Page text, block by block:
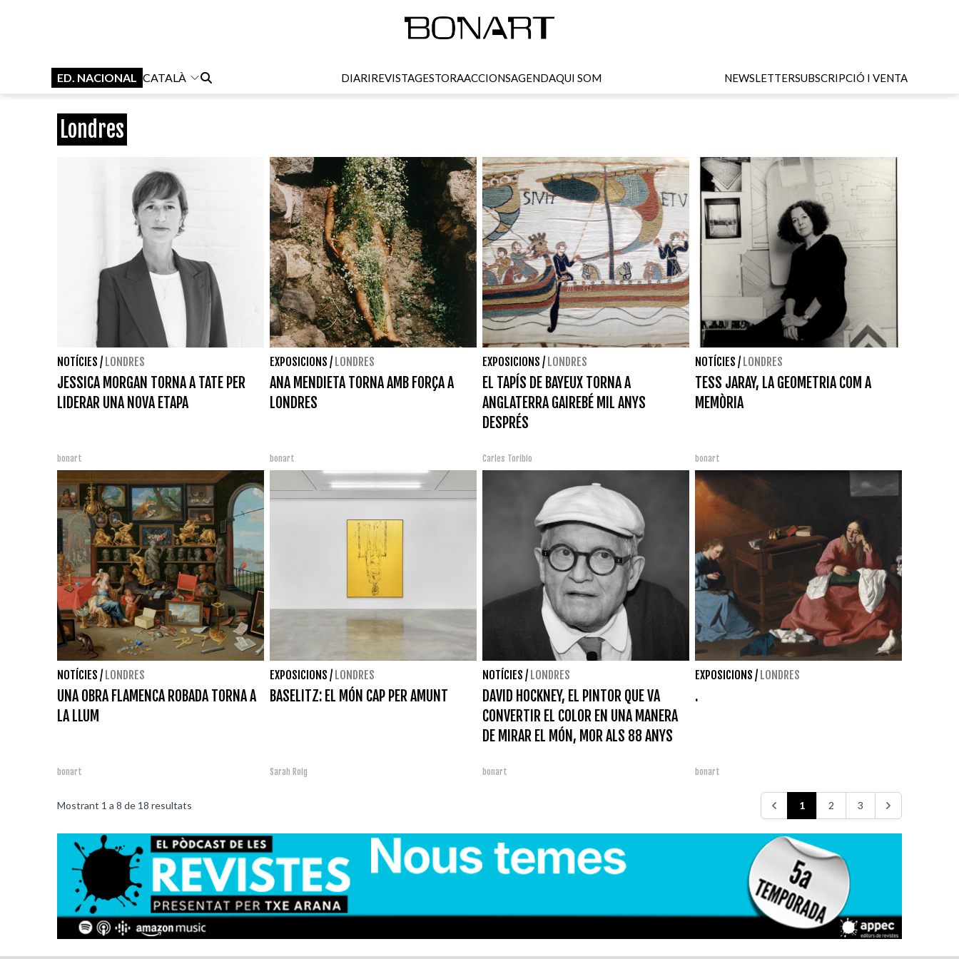
ED. NACIONAL CATALÀ DIARIREVISTAGESTORAACCIONSAGENDAQUI SOM NEWSLETTERSUBSCRIPCIÓ I VENTA
Londres
NOTÍCIES / LONDRES
JESSICA MORGAN TORNA A TATE PER
LIDERAR UNA NOVA ETAPA
bonart
EXPOSICIONS / LONDRES
ANA MENDIETA TORNA AMB FORÇA A
LONDRES
bonart
EXPOSICIONS / LONDRES
EL TAPÍS DE BAYEUX TORNA A
ANGLATERRA GAIREBÉ MIL ANYS
DESPRÉS
Carles Toribio
NOTÍCIES / LONDRES
TESS JARAY, LA GEOMETRIA COM A
MEMÒRIA
bonart
NOTÍCIES / LONDRES
UNA OBRA FLAMENCA ROBADA TORNA A
LA LLUM
bonart
EXPOSICIONS / LONDRES
BASELITZ: EL MÓN CAP PER AMUNT
Sarah Roig
NOTÍCIES / LONDRES
DAVID HOCKNEY, EL PINTOR QUE VA
CONVERTIR EL COLOR EN UNA MANERA
DE MIRAR EL MÓN, MOR ALS 88 ANYS
bonart
EXPOSICIONS / LONDRES
.
bonart
Mostrant 1 a 8 de 18 resultats 1 2 3